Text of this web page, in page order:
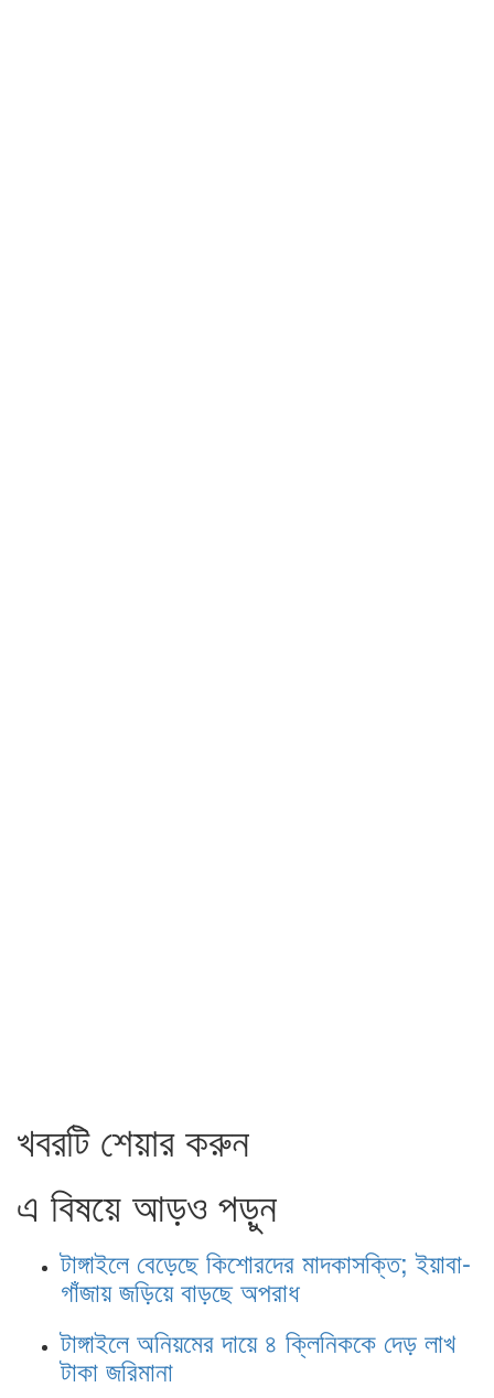
খবরটি শেয়ার করুন
এ বিষয়ে আড়ও পড়ুন
টাঙ্গাইলে বেড়েছে কিশোরদের মাদকাসক্তি; ইয়াবা-
গাঁজায় জড়িয়ে বাড়ছে অপরাধ
টাঙ্গাইলে অনিয়মের দায়ে ৪ ক্লিনিককে দেড় লাখ
টাকা জরিমানা